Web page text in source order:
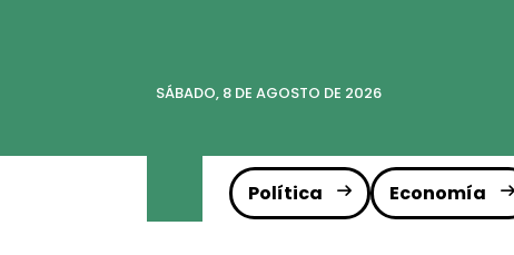
SÁBADO, 8 DE AGOSTO DE 2026
Política Economía